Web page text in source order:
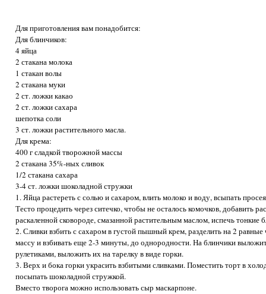
Для приготовления вам понадобится:
Для блинчиков:
4 яйца
2 стакана молока
1 стакан волы
2 стакана муки
2 ст. ложки какао
2 ст. ложки сахара
шепотка соли
3 ст. ложки растительного масла.
Для крема:
400 г сладкой творожной массы
2 стакана 35%-ных сливок
1/2 стакана сахара
3-4 ст. ложки шоколадной стружки
1. Яйца растереть с солью и сахаром, влить молоко и воду, всыпать
Тесто процедить через ситечко, чтобы не осталось комочков, добавить
раскаленной сковороде, смазанной растительным маслом, испечь тонкие
2. Сливки взбить с сахаром в густой пышный крем, разделить на 2
массу и взбивать еще 2-3 минуты, до однородности. На блинчики
рулетиками, выложить их на тарелку в виде горки.
3. Верх и бока горки украсить взбитыми сливками. Поместить торт в
посыпать шоколадной стружкой.
Вместо творога можно использовать сыр маскарпоне.